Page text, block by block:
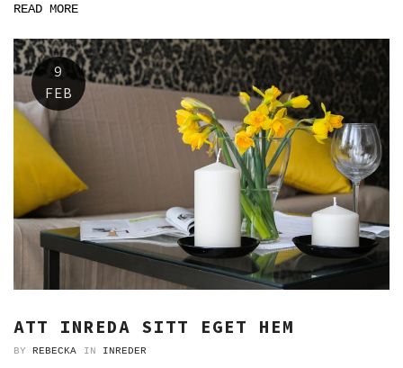
READ MORE
9
FEB
ATT INREDA SITT EGET HEM
BY REBECKA IN INREDER